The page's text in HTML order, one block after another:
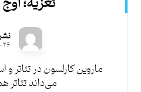
ماروین کارلسون در تئاتر و
می‌داند تئاتر